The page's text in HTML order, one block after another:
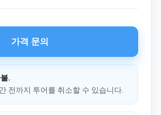
가격 문의
.
전까지 투어를 취소할 수 있습니다.